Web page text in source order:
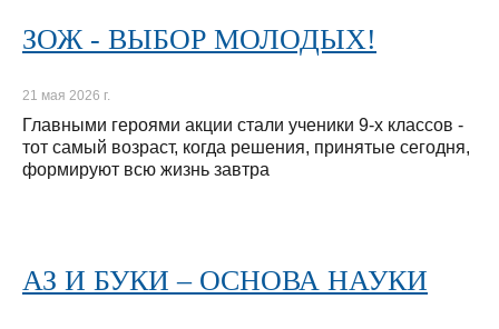
ЗОЖ - ВЫБОР МОЛОДЫХ!
21 мая 2026 г.
Главными героями акции стали ученики 9-х классов -
тот самый возраст, когда решения, принятые сегодня,
формируют всю жизнь завтра
АЗ И БУКИ – ОСНОВА НАУКИ